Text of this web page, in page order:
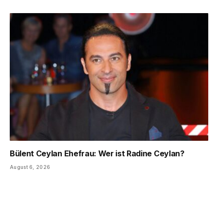
Bülent Ceylan Ehefrau: Wer ist Radine Ceylan?
August 6, 2026